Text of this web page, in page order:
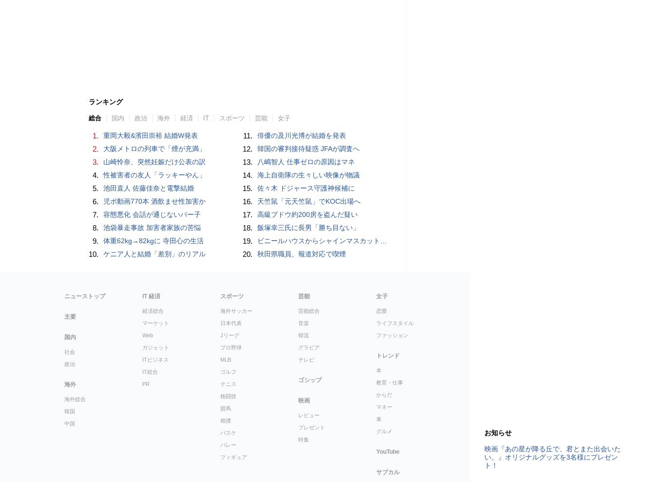
ランキング
総合 国内 政治 海外 経済 IT スポーツ 芸能 女子
1. 重岡大毅&濱田崇裕 結婚W発表
2. 大阪メトロの列車で「煙が充満」
3. 山崎怜奈、突然妊娠だけ公表の訳
4. 性被害者の友人「ラッキーやん」
5. 池田直人 佐藤佳奈と電撃結婚
6. 児ポ動画770本 酒飲ませ性加害か
7. 容態悪化 会話が通じないパー子
8. 池袋暴走事故 加害者家族の苦悩
9. 体重62kg→82kgに 寺田心の生活
10. ケニア人と結婚「差別」のリアル
11. 俳優の及川光博が結婚を発表
12. 韓国の審判接待疑惑 JFAが調査へ
13. 八嶋智人 仕事ゼロの原因はマネ
14. 海上自衛隊の生々しい映像が物議
15. 佐々木 ドジャース守護神候補に
16. 天竺鼠「元天竺鼠」でKOC出場へ
17. 高級ブドウ約200房を盗んだ疑い
18. 飯塚幸三氏に長男「勝ち目ない」
19. ビニールハウスからシャインマスカット約200房を盗んだ疑い ネットで販売か 無職の男（42）逮捕 岡山県警
20. 秋田県職員、報道対応で喫煙
お知らせ
映画『あの星が降る丘で、君とまた出会いた
い。』オリジナルグッズを3名様にプレゼン
ト！
ニューストップ
主要
国内
社会
政治
海外
海外総合
韓国
中国
IT 経済
経済総合
マーケット
Web
ガジェット
ITビジネス
IT総合
PR
スポーツ
海外サッカー
日本代表
Jリーグ
プロ野球
MLB
ゴルフ
テニス
格闘技
競馬
相撲
バスケ
バレー
フィギュア
芸能
芸能総合
音楽
韓流
グラビア
テレビ
ゴシップ
映画
レビュー
プレゼント
特集
女子
恋愛
ライフスタイル
ファッション
トレンド
本
教育・仕事
からだ
マネー
車
グルメ
YouTube
サブカル